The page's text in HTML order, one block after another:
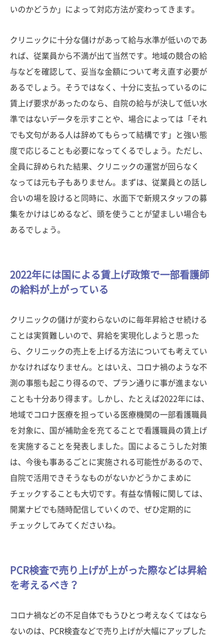
いのかどうか」によって対応方法が変わってきます。
クリニックに十分な儲けがあって給与水準が低いのであ
れば、従業員から不満が出て当然です。地域の競合の給
与などを確認して、妥当な金額について考え直す必要が
あるでしょう。そうではなく、十分に支払っているのに
賃上げ要求があったのなら、自院の給与が決して低い水
準ではないデータを示すことや、場合によっては「それ
でも文句がある人は辞めてもらって結構です」と強い態
度で応じることも必要になってくるでしょう。ただし、
全員に辞められた結果、クリニックの運営が回らなく
なっては元も子もありません。まずは、従業員との話し
合いの場を設けると同時に、水面下で新規スタッフの募
集をかけはじめるなど、頭を使うことが望ましい場合も
あるでしょう。
2022年には国による賃上げ政策で一部看護師
の給料が上がっている
クリニックの儲けが変わらないのに毎年昇給させ続ける
ことは実質難しいので、昇給を実現化しようと思った
ら、クリニックの売上を上げる方法についても考えてい
かなければなりません。とはいえ、コロナ禍のような不
測の事態も起こり得るので、プラン通りに事が進まない
ことも十分あり得ます。しかし、たとえば2022年には、
地域でコロナ医療を担っている医療機関の一部看護職員
を対象に、国が補助金を充てることで看護職員の賃上げ
を実施することを発表しました。国によるこうした対策
は、今後も事あるごとに実施される可能性があるので、
自院で活用できそうなものがないかどうかこまめに
チェックすることも大切です。有益な情報に関しては、
開業ナビでも随時配信していくので、ぜひ定期的に
チェックしてみてくださいね。
PCR検査で売り上げが上がった際などは昇給
を考えるべき？
コロナ禍などの不足自体でもうひとつ考えなくてはなら
ないのは、PCR検査などで売り上げが大幅にアップした